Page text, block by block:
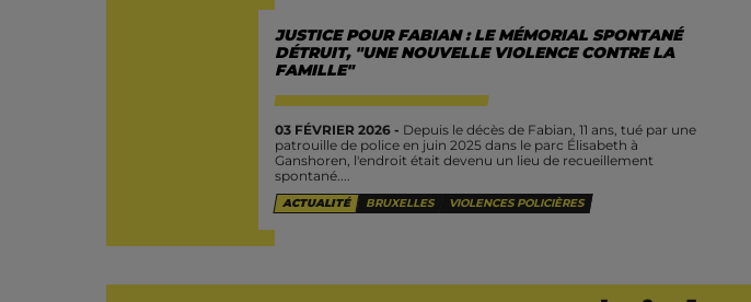
JUSTICE POUR FABIAN : LE MÉMORIAL SPONTANÉ
DÉTRUIT, "UNE NOUVELLE VIOLENCE CONTRE LA
FAMILLE"
03 FÉVRIER 2026 - Depuis le décès de Fabian, 11 ans, tué par une
patrouille de police en juin 2025 dans le parc Élisabeth à
Ganshoren, l'endroit était devenu un lieu de recueillement
spontané....
ACTUALITÉ BRUXELLES VIOLENCES POLICIÈRES